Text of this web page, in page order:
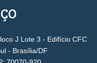
J Lote 3 - Edifício CFC
- Brasília/DF